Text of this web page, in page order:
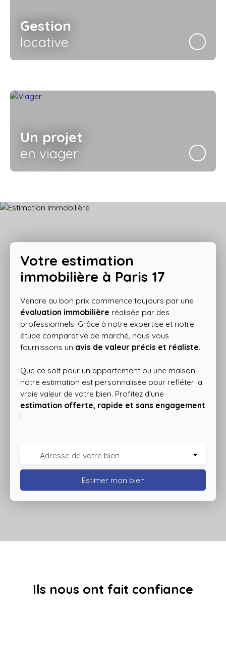
Gestion
locative
Un projet
en viager
Votre estimation
immobilière à Paris 17
Vendre au bon prix commence toujours par une
évaluation immobilière réalisée par des
professionnels. Grâce à notre expertise et notre
étude comparative de marché, nous vous
fournissons un avis de valeur précis et réaliste.
Que ce soit pour un appartement ou une maison,
notre estimation est personnalisée pour refléter la
vraie valeur de votre bien. Profitez d'une
estimation offerte, rapide et sans engagement
!
Adresse de votre bien
Estimer mon bien
Ils nous ont fait confiance